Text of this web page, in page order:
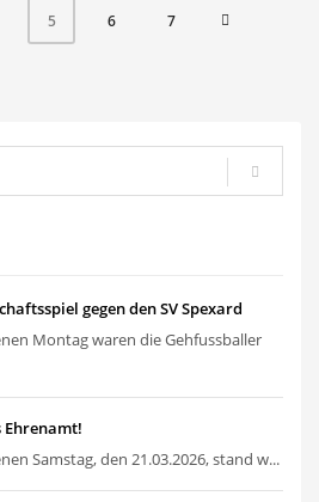
5 6 7
gegen den SV Spexard
Montag waren die Gehfussballer
Samstag, den 21.03.2026, stand w...